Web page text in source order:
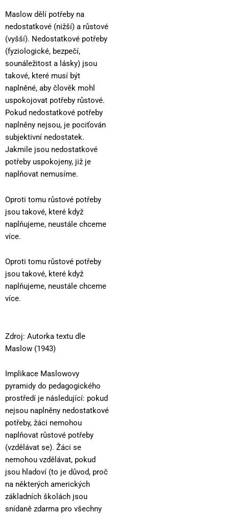
Maslow dělí potřeby na
nedostatkové (nižší) a růstové
(vyšší). Nedostatkové potřeby
(fyziologické, bezpečí,
sounáležitost a lásky) jsou
takové, které musí být
naplněné, aby člověk mohl
uspokojovat potřeby růstové.
Pokud nedostatkové potřeby
naplněny nejsou, je pociťován
subjektivní nedostatek.
Jakmile jsou nedostatkové
potřeby uspokojeny, již je
naplňovat nemusíme.
Oproti tomu růstové potřeby
jsou takové, které když
naplňujeme, neustále chceme
více.
Oproti tomu růstové potřeby
jsou takové, které když
naplňujeme, neustále chceme
více.
Zdroj: Autorka textu dle
Maslow (1943)
Implikace Maslowovy
pyramidy do pedagogického
prostředí je následující: pokud
nejsou naplněny nedostatkové
potřeby, žáci nemohou
naplňovat růstové potřeby
(vzdělávat se). Žáci se
nemohou vzdělávat, pokud
jsou hladoví (to je důvod, proč
na některých amerických
základních školách jsou
snídaně zdarma pro všechny